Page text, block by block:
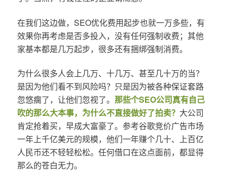
在我们这边做，SEO优化费用起步也就一万多些，有
效果你再考虑是否多投入，没有任何强制收费；其他
家基本都是几万起步，很多还有捆绑强制消费。
为什么很多人会上几万、十几万、甚至几十万的当？
是因为他们看不到风险吗？只是因为被各种保证套路
忽悠瘸了，让他们忽视了。 那些个SEO公司真有自己
吹的那么大本事，为什么不直接做好了拍卖？ 大公司
肯定抢着买，早成大富豪了。参考谷歌竞价广告市场
一年上千亿美元的规模，他们一年赚个几十、上百亿
人民币还不轻轻松松。任何借口在这点面前，都显得
那么的苍白无力。